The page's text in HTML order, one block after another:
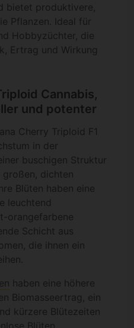
bietet produktivere,
Pflanzen. Ideal für
Hobbyzüchter, die
Ertrag und Wirkung
Cannabis,
und potenter
Cherry Triploid F1
in der
buschigen Struktur
großen, dichten
Blüten haben eine
leuchtend
orangefarbene
Schicht aus
die ihnen ein
haben eine höhere
Biomasseertrag, ein
kürzere Blütezeiten